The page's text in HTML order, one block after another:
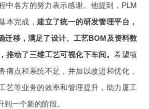
中各方的努力表示感谢。他提到， PLM
本完成，建立了统一的研发管理平台，
迁移，满足了设计、工艺BOM及资料数
推动了三维工艺可视化下车间。希望项
痛点和系统不足，并加以改进和优化，
艺等业务的效率和管理提升，助力厦工
一个新的阶段。